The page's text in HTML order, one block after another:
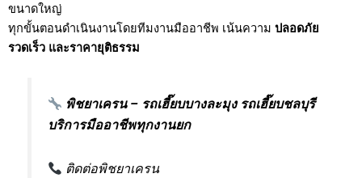
ขนาดใหญ่
ทุกขั้นตอนดำเนินงานโดยทีมงานมืออาชีพ เน้นความ ปลอดภัย
รวดเร็ว และราคายุติธรรม
พิชยาเครน – รถเฮี๊ยบบางละมุง รถเฮี๊ยบชลบุรี
บริการมืออาชีพทุกงานยก
ติดต่อพิชยาเครน